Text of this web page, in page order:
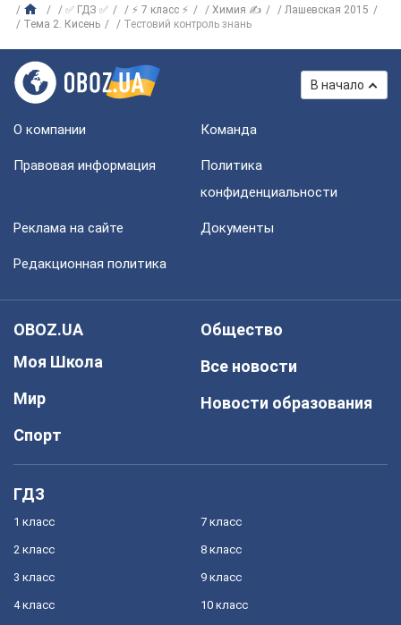
✅ ГДЗ ✅ ⚡ 7 класс ⚡ Химия ✍
Лашевская 2015
Тема 2. Кисень
Тестовий контроль знань
В начало
О компании Команда
Правовая информация
Политика
конфиденциальности
Реклама на сайте Документы
Редакционная политика
OBOZ.UA
Моя Школа
Мир
Спорт
Общество
Все новости
Новости образования
ГДЗ
1 класс
2 класс
3 класс
4 класс
7 класс
8 класс
9 класс
10 класс